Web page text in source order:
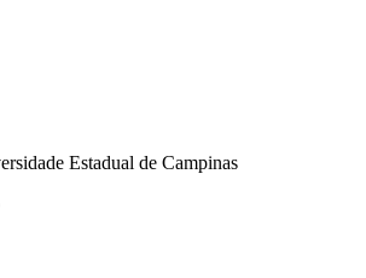
Estadual de Campinas